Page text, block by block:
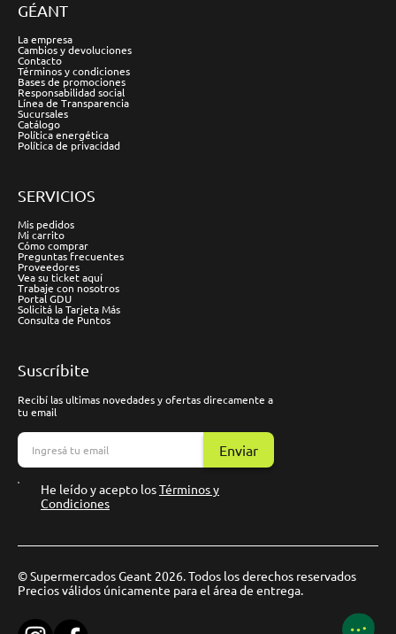
GÉANT
La empresa
Cambios y devoluciones
Contacto
Términos y condiciones
Bases de promociones
Responsabilidad social
Línea de Transparencia
Sucursales
Catálogo
Política energética
Política de privacidad
SERVICIOS
Mis pedidos
Mi carrito
Cómo comprar
Preguntas frecuentes
Proveedores
Vea su ticket aquí
Trabaje con nosotros
Portal GDU
Solicitá la Tarjeta Más
Consulta de Puntos
Suscríbite
Recibí las ultimas novedades y ofertas direcamente a
tu email
Enviar
He leído y acepto losTérminos y
Condiciones
© Supermercados Geant 2026. Todos los derechos reservados
Precios válidos únicamente para el área de entrega.